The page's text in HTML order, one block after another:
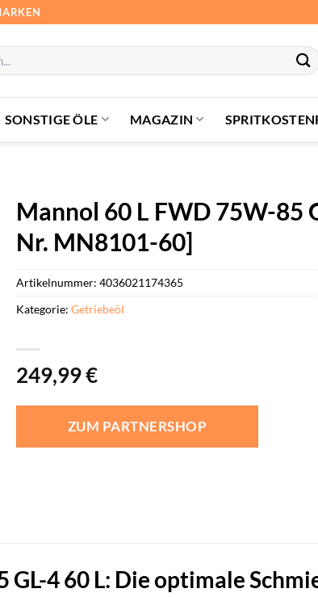
SONSTIGE ÖLE MAGAZIN
Mannol 60 L FWD 75W-85
Nr. MN8101-60]
249,99€
ZUM PARTNERSHOP
Artikelnummer: 4036021174365
Kategorie: Getriebeöl
4 60 L: Die optimale